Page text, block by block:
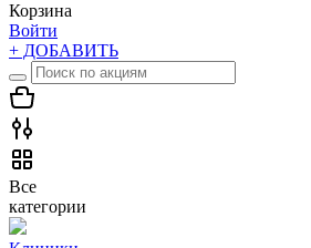
Корзина
Войти
+ ДОБАВИТЬ
Все
категории